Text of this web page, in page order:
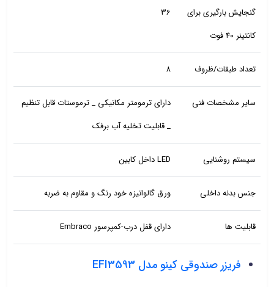
گنجایش بارگیری برای
کانتینر 40 فوت
36
تعداد طبقات/ظروف 8
سایر مشخصات فنی
دارای ترمومتر مکانیکی _ ترموستات قابل تنظیم
_ قابلیت تخلیه آب برفک
سیستم روشنایی LED داخل کابین
جنس بدنه داخلی ورق گالوانیزه خود رنگ و مقاوم به ضربه
قابلیت ها دارای قفل درب-کمپرسور Embraco
فریزر صندوقی کینو مدل EFI3593